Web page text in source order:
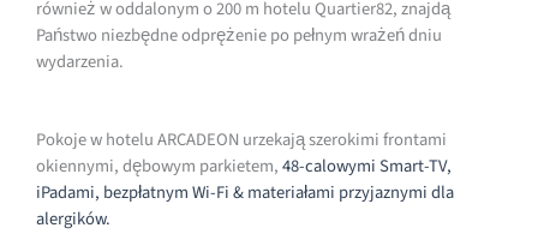
również w oddalonym o 200 m hotelu Quartier82, znajdą
Państwo niezbędne odprężenie po pełnym wrażeń dniu
wydarzenia.
Pokoje w hotelu ARCADEON urzekają szerokimi frontami
okiennymi, dębowym parkietem,48-calowymiSmart-TV,
iPadami, bezpłatnym Wi-Fi & materiałami przyjaznymi dla
alergików.